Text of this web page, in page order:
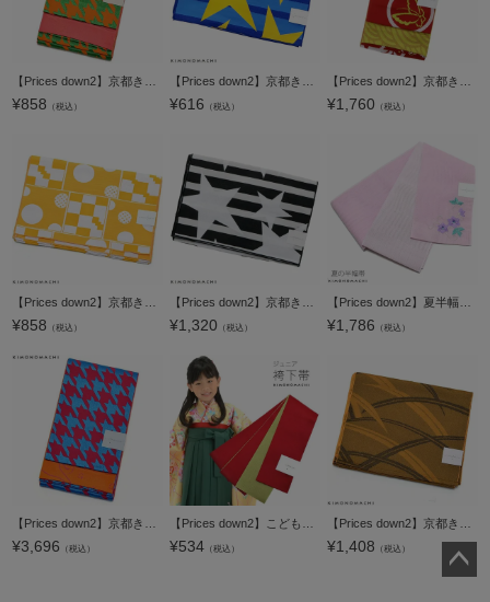
¥858 （税込） ¥616 （税込） ¥1,760 （税込）
¥858 （税込） ¥1,320 （税込） ¥1,786 （税込）
¥3,696 （税込） ¥534 （税込） ¥1,408 （税込）